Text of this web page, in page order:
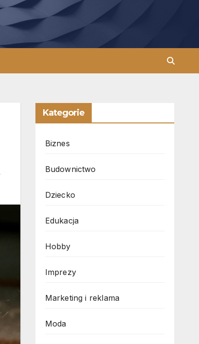
Kategorie
Biznes
Budownictwo
Dziecko
Edukacja
Hobby
Imprezy
Marketing i reklama
Moda